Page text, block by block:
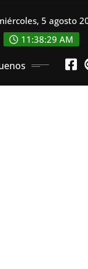
5 agosto
11:38:30 AM